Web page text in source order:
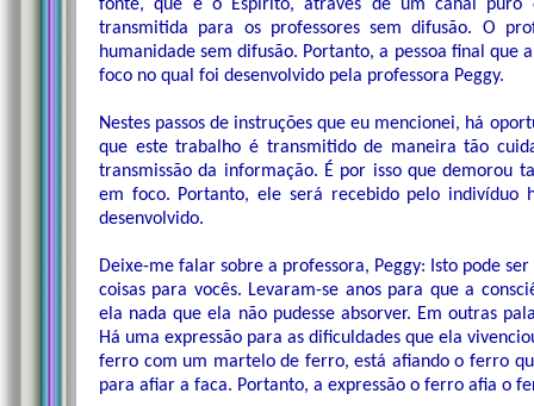
fonte, que é o Espírito, através de um canal puro
transmitida para os professores sem difusão. O
humanidade sem difusão. Portanto, a pessoa final que
foco no qual foi desenvolvido pela professora Peggy.
Nestes passos de instruções que eu mencionei, há
que este trabalho é transmitido de maneira tão
transmissão da informação. É por isso que demorou
em foco. Portanto, ele será recebido pelo indivíduo
desenvolvido.
Deixe-me falar sobre a professora, Peggy: Isto pode
coisas para vocês. Levaram-se anos para que a
ela nada que ela não pudesse absorver. Em outras
Há uma expressão para as dificuldades que ela
ferro com um martelo de ferro, está afiando o ferro
para afiar a faca. Portanto, a expressão o ferro afia o